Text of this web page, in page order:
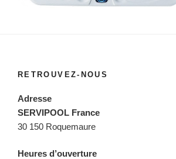
RETROUVEZ-NOUS
Adresse
SERVIPOOL France
30 150 Roquemaure
Heures d’ouverture